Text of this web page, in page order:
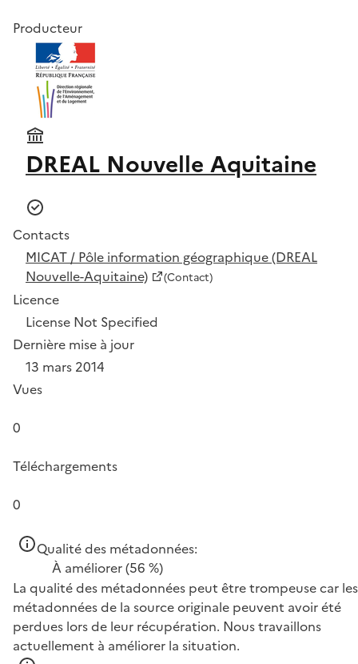
Producteur
DREAL Nouvelle Aquitaine
Contacts
MICAT / Pôle information géographique (DREAL
Nouvelle-Aquitaine)
(Contact)
Licence
License Not Specified
Dernière mise à jour
13 mars 2014
Vues
0
Téléchargements
0
Qualité des métadonnées:
À améliorer(56 %)
La qualité des métadonnées peut être trompeuse car les
métadonnées de la source originale peuvent avoir été
perdues lors de leur récupération. Nous travaillons
actuellement à améliorer la situation.